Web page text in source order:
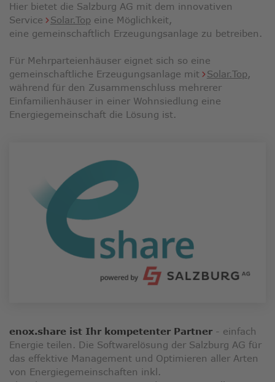
Hier bietet die Salzburg AG mit dem innovativen
Service Solar.Top eine Möglichkeit,
eine gemeinschaftlich Erzeugungsanlage zu betreiben.
Für Mehrparteienhäuser eignet sich so eine
gemeinschaftliche Erzeugungsanlage mit Solar.Top,
während für den Zusammenschluss mehrerer
Einfamilienhäuser in einer Wohnsiedlung eine
Energiegemeinschaft die Lösung ist.
enox.share ist Ihr kompetenter Partner - einfach
Energie teilen. Die Softwarelösung der Salzburg AG für
das effektive Management und Optimieren aller Arten
von Energiegemeinschaften inkl.